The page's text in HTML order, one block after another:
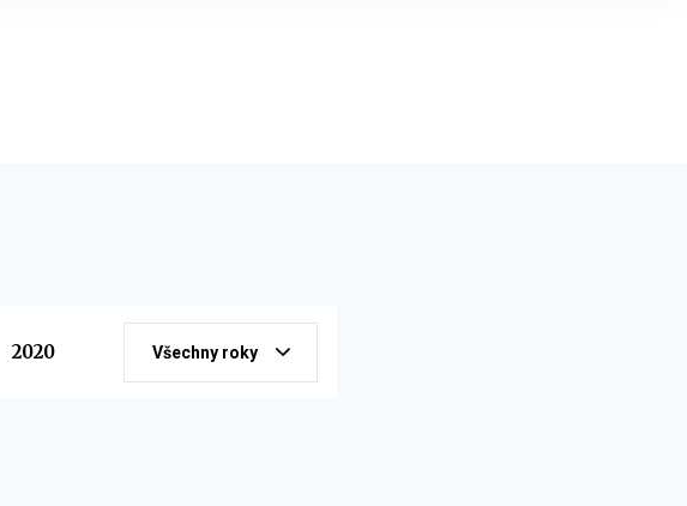
2020 Všechny roky